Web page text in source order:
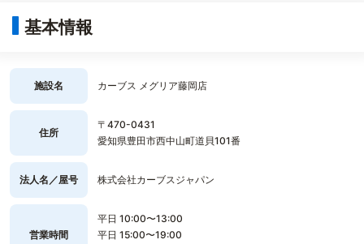
基本情報
施設名 カーブス メグリア藤岡店
住所
〒470-0431
愛知県豊田市西中山町道貝101番
法人名／屋号 株式会社カーブスジャパン
営業時間
平日 10:00〜13:00
平日 15:00〜19:00